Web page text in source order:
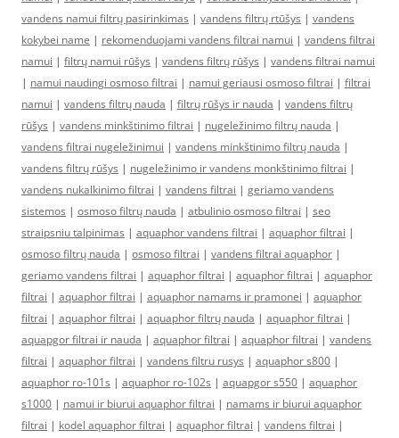
vandens namui filtrų pasirinkimas | vandens filtrų rtūšys | vandens
kokybei name | rekomenduojami vandens filtrai namui | vandens filtrai
namui | filtrų namui rūšys | vandens filtrų rūšys | vandens filtrai namui
| namui naudingi osmoso filtrai | namui geriausi osmoso filtrai | filtrai
namui | vandens filtrų nauda | filtrų rūšys ir nauda | vandens filtrų
rūšys | vandens minkštinimo filtrai | nugeležinimo filtrų nauda |
vandens filtrai nugeležinimui | vandens minkštinimo filtrų nauda |
vandens filtrų rūšys | nugeležinimo ir vandens monkštinimo filtrai |
vandens nukalkinimo filtrai | vandens filtrai | geriamo vandens
sistemos | osmoso filtrų nauda | atbulinio osmoso filtrai | seo
straipsniu talpinimas | aquaphor vandens filtrai | aquaphor filtrai |
osmoso filtrų nauda | osmoso filtrai | vandens filtrai aquaphor |
geriamo vandens filtrai | aquaphor filtrai | aquaphor filtrai | aquaphor
filtrai | aquaphor filtrai | aquaphor namams ir pramonei | aquaphor
filtrai | aquaphor filtrai | aquaphor filtrų nauda | aquaphor filtrai |
aquapgor filtrai ir nauda | aquaphor filtrai | aquaphor filtrai | vandens
filtrai | aquaphor filtrai | vandens filtru rusys | aquaphor s800 |
aquaphor ro-101s | aquaphor ro-102s | aquapgor s550 | aquaphor
s1000 | namui ir biurui aquaphor filtrai | namams ir biurui aquaphor
filtrai | kodel aquaphor filtrai | aquaphor filtrai | vandens filtrai |